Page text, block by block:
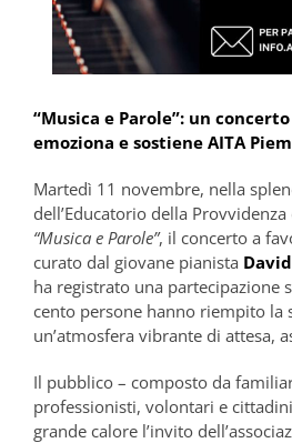
“Musica e Parole”: un
emoziona e sostiene AITA
Martedì 11 novembre, nella
dell’Educatorio della
“Musica e Parole”, il concerto a
curato dal giovane pianista
ha registrato una partecipazione
cento persone hanno riempito la
un’atmosfera vibrante di attesa,
Il pubblico – composto da
professionisti, volontari e
grande calore l’invito